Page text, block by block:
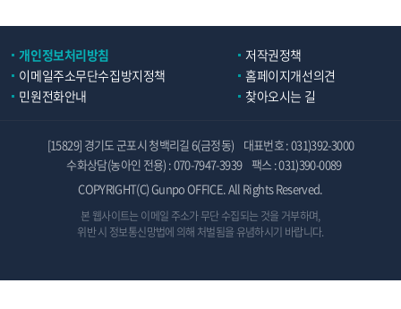
개인정보처리방침
저작권정책
이메일주소무단수집방지정책
홈페이지개선의견
민원전화안내
찾아오시는 길
[15829] 경기도 군포시 청백리길 6(금정동)
대표번호 : 031)392-3000
수화상담(농아인 전용) : 070-7947-3939 팩스 : 031)390-0089
COPYRIGHT(C) Gunpo OFFICE. All Rights Reserved.
본 웹사이트는 이메일 주소가 무단 수집되는 것을 거부하며,
위반 시 정보통신망법에 의해 처벌됨을 유념하시기 바랍니다.